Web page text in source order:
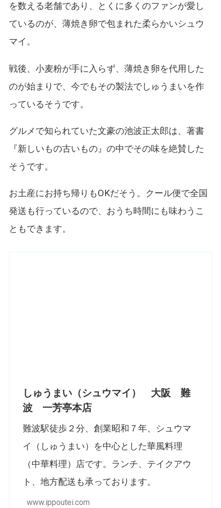
を数える老舗であり、とくに多くのファンが愛し
ているのが、薄焼き卵で包まれた柔らかいシュウ
マイ。
戦後、小麦粉が手に入らず、薄焼き卵を代用した
のが始まりで、今でもその製法でしゅうまいを作
っているそうです。
グルメで知られていた文豪の池波正太郎は、著書
『新しいもの古いもの』の中でその味を絶賛した
そうです。
お土産にお持ち帰りもOKだそう。クール便で全国
発送も行っているので、おうち時間にも味わうこ
ともできます。
しゅうまい（シュウマイ） 大阪 難
波 一芳亭本店
難波駅徒歩２分、創業昭和７年、シュウマ
イ（しゅうまい）を中心とした華風料理
（中華料理）店です。ランチ、テイクアウ
ト、地方配送も承っております。
www.ippoutei.com